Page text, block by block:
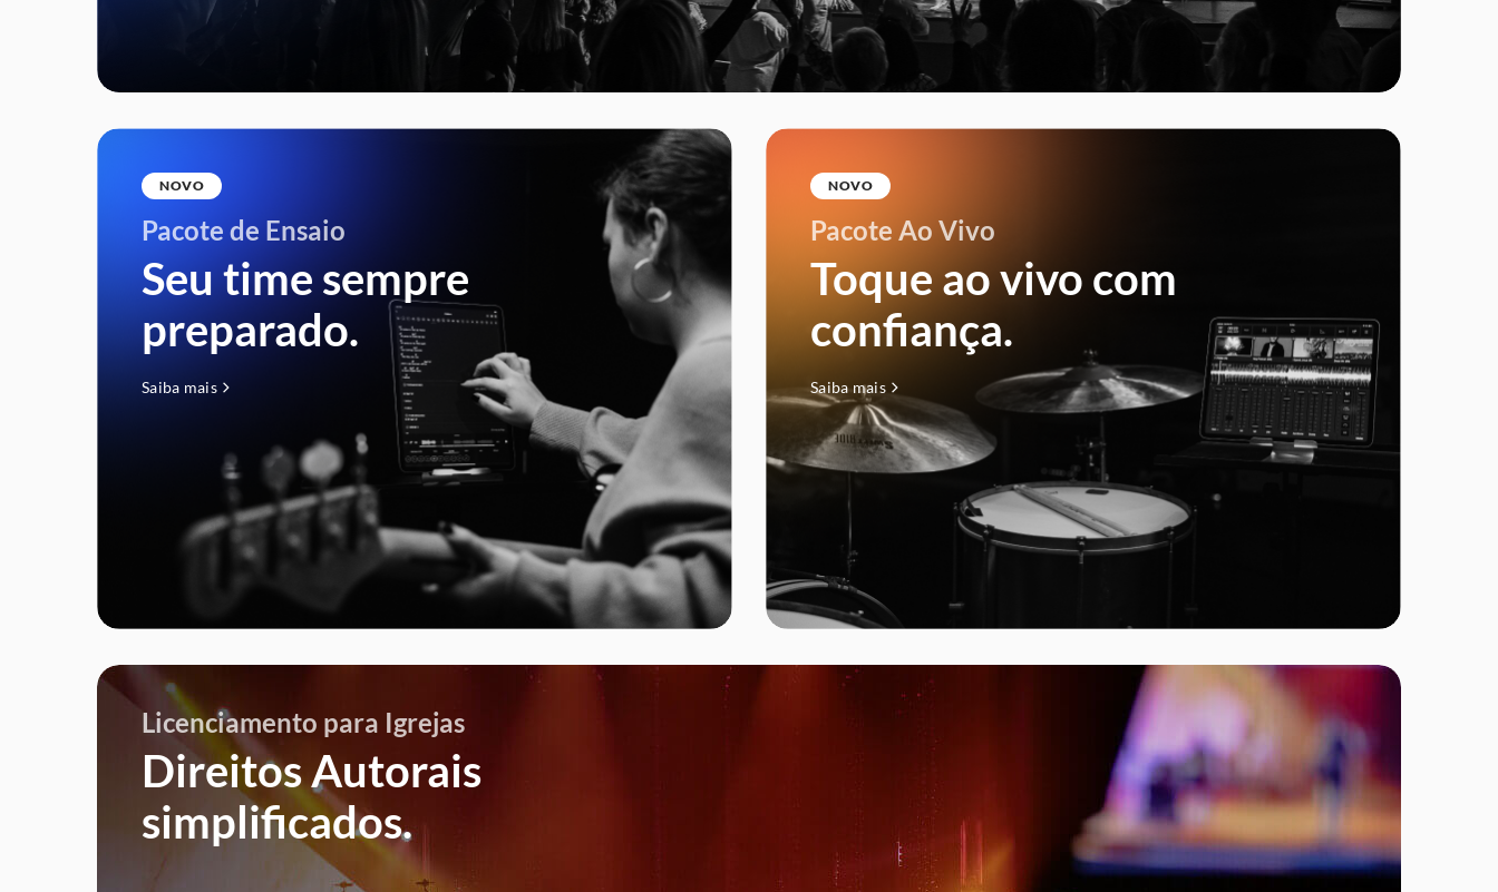
NOVO
Pacote de Ensaio
Seu time sempre
preparado.
Saiba mais
NOVO
Pacote Ao Vivo
Toque ao vivo com
confiança.
Saiba mais
Licenciamento para Igrejas
Direitos Autorais
simplificados.
Para a maioria das igrejas, navegar pelo mundo do licenciamento
e dos relatórios pode ser muito complicado. Nós eliminamos a
Junte-se a nós nos Estados Unidos para uma Conferência de Adoração e Tecnologia
10-12 DE NOVEMBRO 2025
SAIBA MAIS